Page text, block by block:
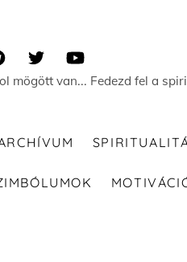
mögött van... Fedezd fel a